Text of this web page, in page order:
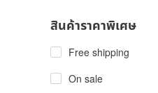
สินค้าราคาพิเศษ
Free shipping
On sale